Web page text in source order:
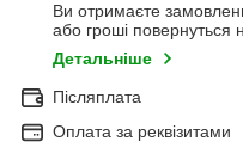
Ви отримаєте
або гроші повернуться
Детальніше
Післяплата
Оплата за реквізитами